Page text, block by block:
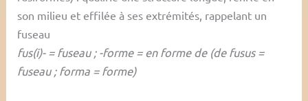
son milieu et effilée à ses extrémités, rappelant un
fuseau
fus(i)- = fuseau ; -forme = en forme de (de fusus =
fuseau ; forma = forme)